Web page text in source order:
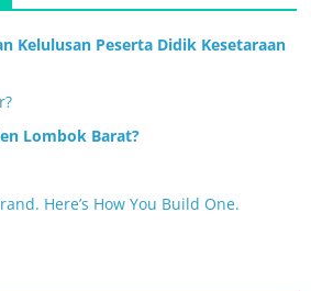
Kelulusan Peserta Didik Kesetaraan
Lombok Barat?
Here’s How You Build One.